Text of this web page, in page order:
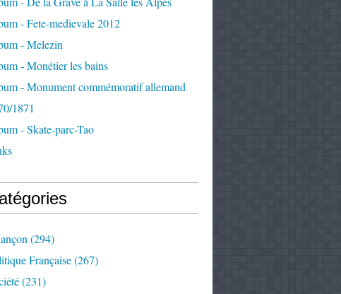
- Fete-medievale 2012
- Melezin
- Monétier les bains
- Monument commémoratif allemand
1871
- Skate-parc-Tao
(294)
Française(267)
(231)